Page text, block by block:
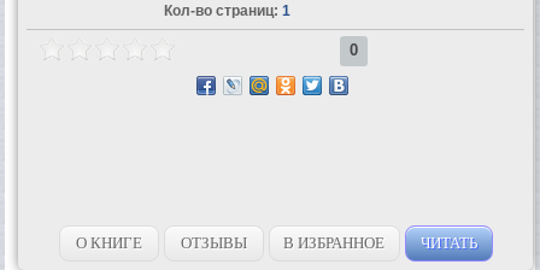
Кол-во страниц: 1
0
О КНИГЕ ОТЗЫВЫ В ИЗБРАННОЕ ЧИТАТЬ